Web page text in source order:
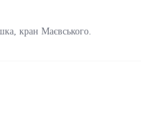
кран Маєвського.